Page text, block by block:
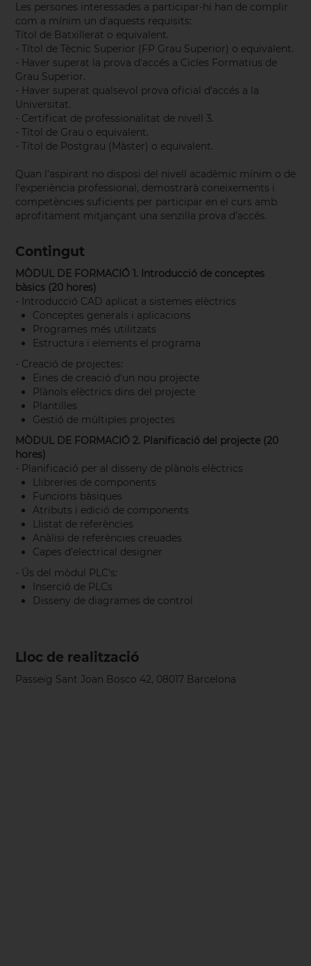
Les persones interessades a participar-hi han de complir
com a mínim un d'aquests requisits:
Títol de Batxillerat o equivalent.
- Títol de Tècnic Superior (FP Grau Superior) o equivalent.
- Haver superat la prova d'accés a Cicles Formatius de
Grau Superior.
- Haver superat qualsevol prova oficial d'accés a la
Universitat.
- Certificat de professionalitat de nivell 3.
- Títol de Grau o equivalent.
- Títol de Postgrau (Màster) o equivalent.
Quan l’aspirant no disposi del nivell acadèmic mínim o de
l’experiència professional, demostrarà coneixements i
competències suficients per participar en el curs amb
aprofitament mitjançant una senzilla prova d’accés.
Contingut
MÒDUL DE FORMACIÓ 1. Introducció de conceptes
bàsics (20 hores)
- Introducció CAD aplicat a sistemes elèctrics
Conceptes generals i aplicacions
Programes més utilitzats
Estructura i elements el programa
- Creació de projectes:
Eines de creació d'un nou projecte
Plànols elèctrics dins del projecte
Plantilles
Gestió de múltiples projectes
MÒDUL DE FORMACIÓ 2. Planificació del projecte (20
hores)
- Planificació per al disseny de plànols elèctrics
Llibreries de components
Funcions bàsiques
Atributs i edició de components
Llistat de referències
Anàlisi de referències creuades
Capes d'electrical designer
- Ús del mòdul PLC's:
Inserció de PLCs
Disseny de diagrames de control
Lloc de realització
Passeig Sant Joan Bosco 42, 08017 Barcelona